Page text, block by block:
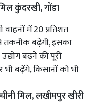
कुंदरखी, गोंडा
में 20 प्रतिशत
तकनीक बढ़ेगी, इसका
बढ़ने की पूरी
बढ़ेंगे, किसानों को भी
चीनी मिल, लखीमपुर खीरी